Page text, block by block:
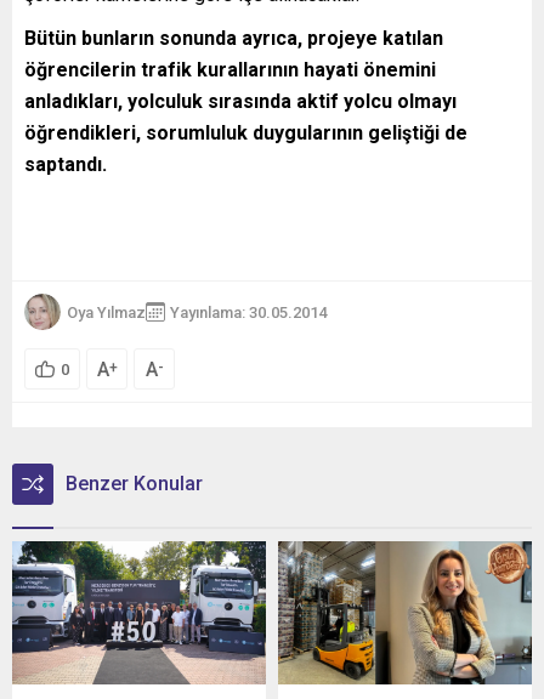
Bütün bunların sonunda ayrıca, projeye katılan
öğrencilerin trafik kurallarının hayati önemini
anladıkları, yolculuk sırasında aktif yolcu olmayı
öğrendikleri, sorumluluk duygularının geliştiği de
saptandı.
Oya Yılmaz Yayınlama: 30.05.2014
0 A+ A-
Benzer Konular